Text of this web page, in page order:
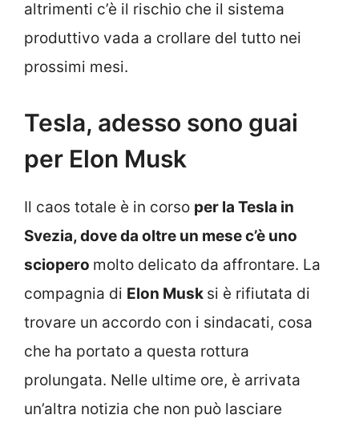
altrimenti c’è il rischio che il sistema
produttivo vada a crollare del tutto nei
prossimi mesi.
Tesla, adesso sono guai
per Elon Musk
Il caos totale è in corso per la Tesla in
Svezia, dove da oltre un mese c’è uno
sciopero molto delicato da affrontare. La
compagnia di Elon Musk si è rifiutata di
trovare un accordo con i sindacati, cosa
che ha portato a questa rottura
prolungata. Nelle ultime ore, è arrivata
un’altra notizia che non può lasciare